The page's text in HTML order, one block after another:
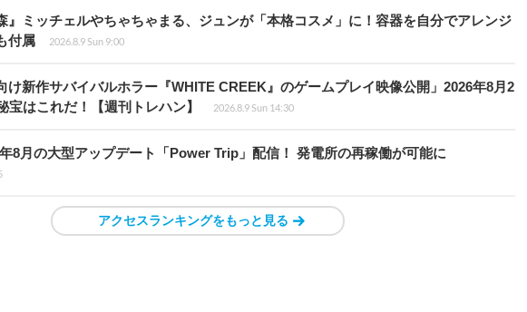
』ミッチェルやちゃちゃまる、ジュンが「本格コスメ」に！容器を自分でアレンジ
付属
2026.8.9 Sun 9:00
け新作サバイバルホラー『WHITE CREEK』のゲームプレイ映像公開」2026年8月2
宝はこれだ！【週刊トレハン】
2026.8.9 Sun 14:30
年8月の大型アップデート「Power Trip」配信！ 発電所の再稼働が可能に
アクセスランキングをもっと見る